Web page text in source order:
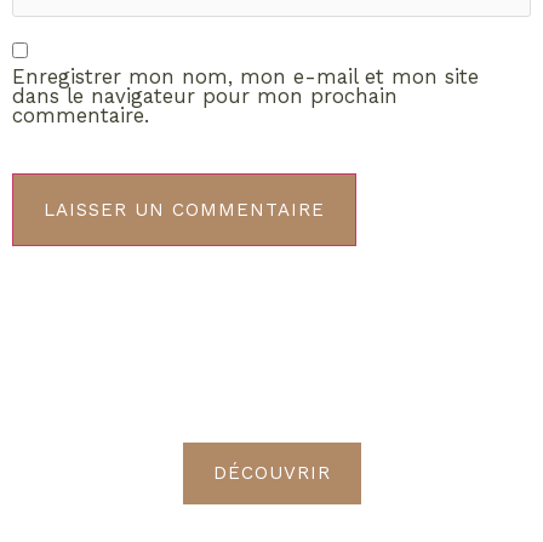
Enregistrer mon nom, mon e-mail et mon site
dans le navigateur pour mon prochain
commentaire.
DÉCOUVRIR